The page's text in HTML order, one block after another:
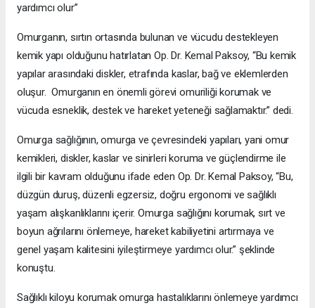
yardımcı olur”
Omurganın, sırtın ortasında bulunan ve vücudu destekleyen
kemik yapı olduğunu hatırlatan Op. Dr. Kemal Paksoy, “Bu kemik
yapılar arasındaki diskler, etrafında kaslar, bağ ve eklemlerden
oluşur. Omurganın en önemli görevi omuriliği korumak ve
vücuda esneklik, destek ve hareket yeteneği sağlamaktır.” dedi.
Omurga sağlığının, omurga ve çevresindeki yapıları, yani omur
kemikleri, diskler, kaslar ve sinirleri koruma ve güçlendirme ile
ilgili bir kavram olduğunu ifade eden Op. Dr. Kemal Paksoy, “Bu,
düzgün duruş, düzenli egzersiz, doğru ergonomi ve sağlıklı
yaşam alışkanlıklarını içerir. Omurga sağlığını korumak, sırt ve
boyun ağrılarını önlemeye, hareket kabiliyetini artırmaya ve
genel yaşam kalitesini iyileştirmeye yardımcı olur.” şeklinde
konuştu.
Sağlıklı kiloyu korumak omurga hastalıklarını önlemeye yardımcı